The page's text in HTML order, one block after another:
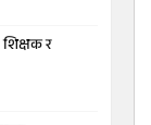
र